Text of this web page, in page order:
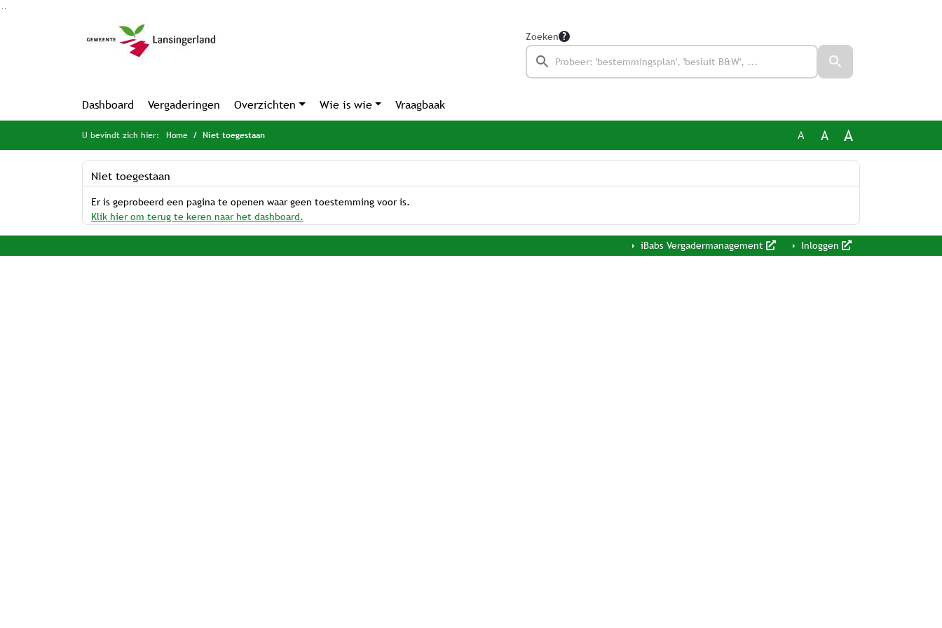
Zoeken
Dashboard Vergaderingen Overzichten Wie is wie Vraagbaak
U bevindt zich hier: Home Niet toegestaan A A A
Niet toegestaan
Er is geprobeerd een pagina te openen waar geen toestemming voor is.
Klik hier om terug te keren naar het dashboard.
iBabs Vergadermanagement Inloggen